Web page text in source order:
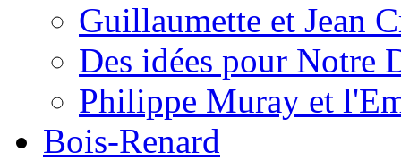
Guillaumette et Jean
Des idées pour Notre
Philippe Muray et
Bois-Renard